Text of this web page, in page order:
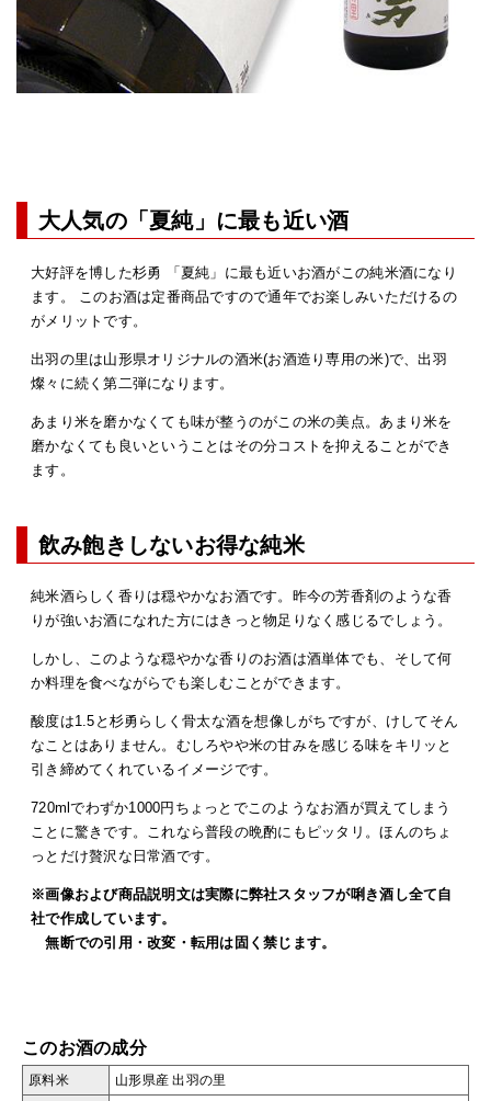
大人気の「夏純」に最も近い酒
大好評を博した杉勇 「夏純」に最も近いお酒がこの純米酒になり
ます。 このお酒は定番商品ですので通年でお楽しみいただけるの
がメリットです。
出羽の里は山形県オリジナルの酒米(お酒造り専用の米)で、出羽
燦々に続く第二弾になります。
あまり米を磨かなくても味が整うのがこの米の美点。あまり米を
磨かなくても良いということはその分コストを抑えることができ
ます。
飲み飽きしないお得な純米
純米酒らしく香りは穏やかなお酒です。昨今の芳香剤のような香
りが強いお酒になれた方にはきっと物足りなく感じるでしょう。
しかし、このような穏やかな香りのお酒は酒単体でも、そして何
か料理を食べながらでも楽しむことができます。
酸度は1.5と杉勇らしく骨太な酒を想像しがちですが、けしてそん
なことはありません。むしろやや米の甘みを感じる味をキリッと
引き締めてくれているイメージです。
720mlでわずか1000円ちょっとでこのようなお酒が買えてしまう
ことに驚きです。これなら普段の晩酌にもピッタリ。ほんのちょ
っとだけ贅沢な日常酒です。
※画像および商品説明文は実際に弊社スタッフが唎き酒し全て自
社で作成しています。
無断での引用・改変・転用は固く禁じます。
このお酒の成分
原料米 山形県産 出羽の里